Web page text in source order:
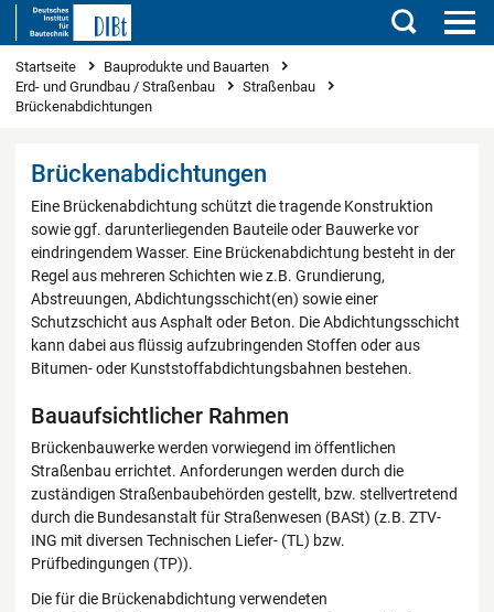
Suchen
Sie sind hier
Startseite
Bauprodukte und Bauarten
Erd- und Grundbau / Straßenbau
Straßenbau
Brückenabdichtungen
Brückenabdichtungen
Eine Brückenabdichtung schützt die tragende Konstruktion
sowie ggf. darunterliegenden Bauteile oder Bauwerke vor
eindringendem Wasser. Eine Brückenabdichtung besteht in der
Regel aus mehreren Schichten wie z.B. Grundierung,
Abstreuungen, Abdichtungsschicht(en) sowie einer
Schutzschicht aus Asphalt oder Beton. Die Abdichtungsschicht
kann dabei aus flüssig aufzubringenden Stoffen oder aus
Bitumen- oder Kunststoffabdichtungsbahnen bestehen.
Bauaufsichtlicher Rahmen
Brückenbauwerke werden vorwiegend im öffentlichen
Straßenbau errichtet. Anforderungen werden durch die
zuständigen Straßenbaubehörden gestellt, bzw. stellvertretend
durch die Bundesanstalt für Straßenwesen (BASt) (z.B. ZTV-
ING mit diversen Technischen Liefer- (TL) bzw.
Prüfbedingungen (TP)).
Die für die Brückenabdichtung verwendeten